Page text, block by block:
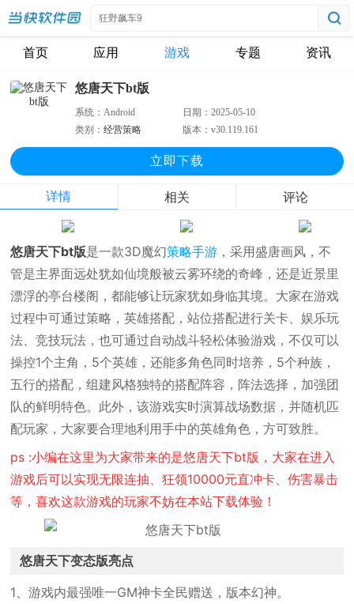
首页 应用 游戏 专题 资讯
悠唐天下bt版
系统：Android 日期：2025-05-10
类别：经营策略 版本：v30.119.161
立即下载
详情 相关 评论
悠唐天下bt版是一款3D魔幻策略手游 ，采用盛唐画风，不
管是主界面远处犹如仙境般被云雾环绕的奇峰，还是近景里
漂浮的亭台楼阁，都能够让玩家犹如身临其境。大家在游戏
过程中可通过策略，英雄搭配，站位搭配进行关卡、娱乐玩
法、竞技玩法，也可通过自动战斗轻松体验游戏，不仅可以
操控1个主角，5个英雄，还能多角色同时培养，5个种族，
五行的搭配，组建风格独特的搭配阵容，阵法选择，加强团
队的鲜明特色。此外，该游戏实时演算战场数据，并随机匹
配玩家，大家要合理地利用手中的英雄角色，方可致胜。
ps :小编在这里为大家带来的是悠唐天下bt版，大家在进入
游戏后可以实现无限连抽、狂领10000元直冲卡、伤害暴击
等，喜欢这款游戏的玩家不妨在本站下载体验！
悠唐天下变态版亮点
1、游戏内最强唯一GM神卡全民赠送，版本幻神。